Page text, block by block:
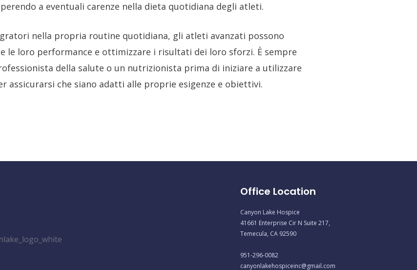
a eventuali carenze nella dieta quotidiana degli atleti.
nella propria routine quotidiana, gli atleti avanzati possono
le loro performance e ottimizzare i risultati dei loro sforzi. È sempre
della salute o un nutrizionista prima di iniziare a utilizzare
assicurarsi che siano adatti alle proprie esigenze e obiettivi.
Office Location
Canyon Lake Hospice
41661 Enterprise Cir N Suite 217,
Temecula, CA 92590
951-296-0082
canyonlakehospiceinc@gmail.com